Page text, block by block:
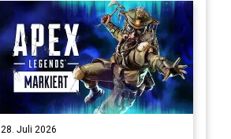
28. Juli 2026